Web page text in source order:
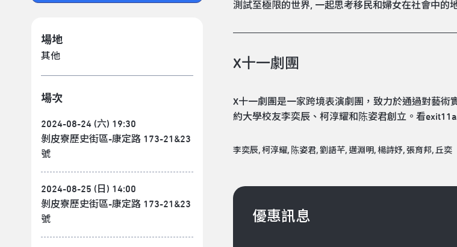
場地
其他
場次
2024-08-24 (六) 19:30
剝皮寮歷史街區-康定路 173-21&23
號
2024-08-25 (日) 14:00
剝皮寮歷史街區-康定路 173-21&23
號
測試至極限的世界, 一起思考移民和婦女在社會中的
X十一劇團
X十一劇團是一家跨境表演劇團，致力於通過對藝
約大學校友李奕辰、柯淳耀和陈姿君創立。看
李奕辰, 柯淳耀, 陈姿君, 劉語芊, 邁淵明, 楊詩妤, 張育邦, 丘奕
優惠訊息